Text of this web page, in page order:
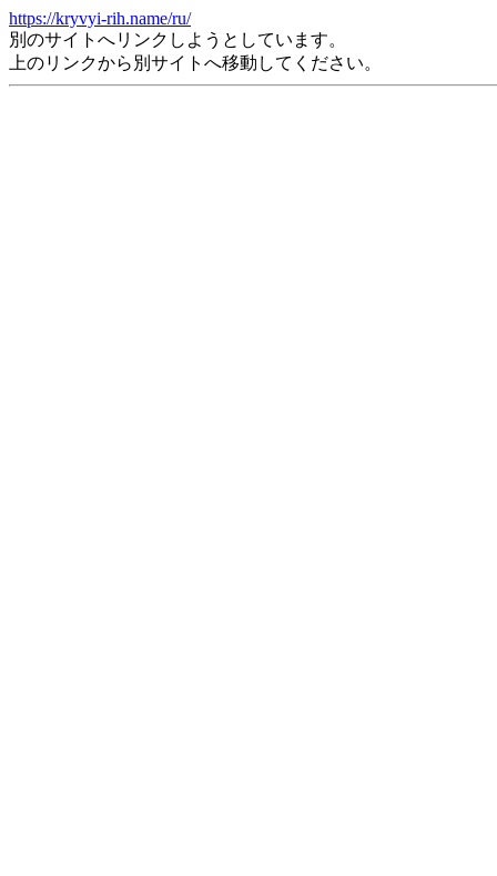
https://kryvyi-rih.name/ru/
別のサイトへリンクしようとしています。
上のリンクから別サイトへ移動してください。